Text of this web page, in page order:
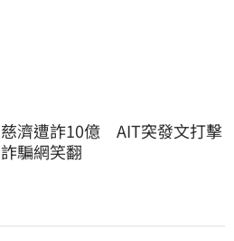
慈濟遭詐10億　AIT突發文打擊
詐騙網笑翻